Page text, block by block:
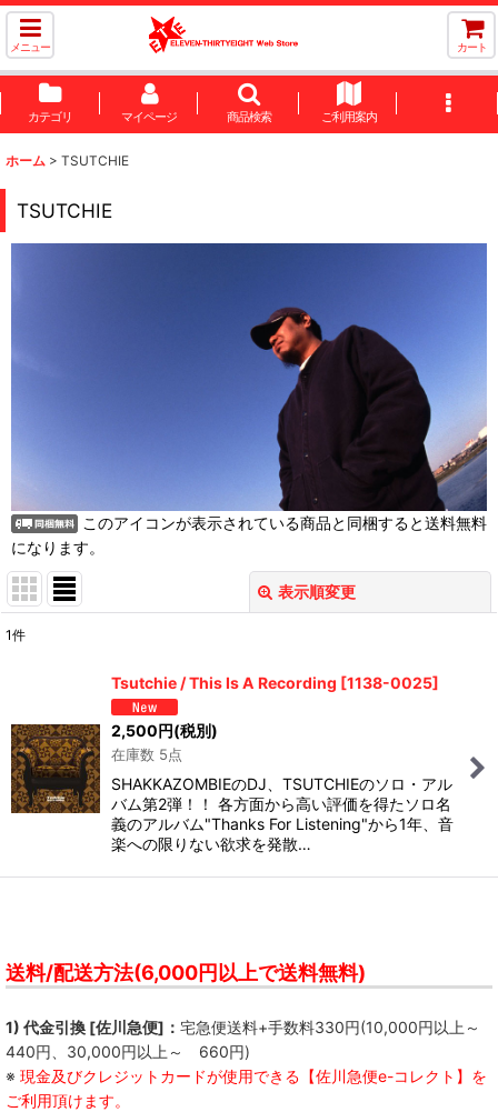
メニュー カート
カテゴリ マイページ 商品検索 ご利用案内
ホーム > TSUTCHIE
TSUTCHIE
このアイコンが表示されている商品と同梱すると送料無料
になります。
表示順変更
絞り込む
1件
Tsutchie / This Is A Recording [1138-0025]
2,500円(税別)
在庫数 5点
SHAKKAZOMBIEのDJ、TSUTCHIEのソロ・アル
バム第2弾！！ 各方面から高い評価を得たソロ名
義のアルバム"Thanks For Listening"から1年、音
楽への限りない欲求を発散…
送料/配送方法(6,000円以上で送料無料)
1) 代金引換 [佐川急便]： 宅急便送料+手数料330円(10,000円以上～
440円、30,000円以上～ 660円)
※ 現金及びクレジットカードが使用できる【佐川急便e-コレクト】を
ご利用頂けます。